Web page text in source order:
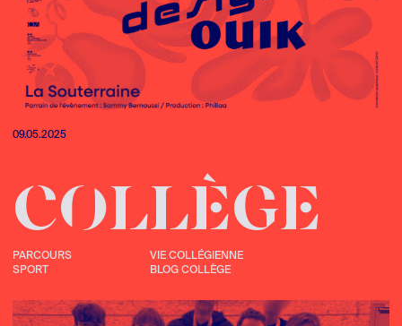
09.05.2025
COLLÈGE
PARCOURS
SPORT
VIE COLLÉGIENNE
BLOG COLLÈGE